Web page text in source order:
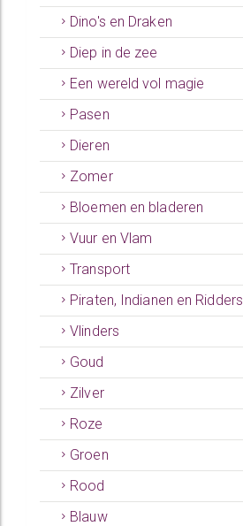
Dino's en Draken
Diep in de zee
Een wereld vol magie
Pasen
Dieren
Zomer
Bloemen en bladeren
Vuur en Vlam
Transport
Piraten, Indianen en Ridders
Vlinders
Goud
Zilver
Roze
Groen
Rood
Blauw